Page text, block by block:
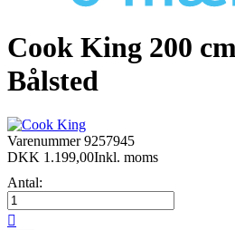
Cook King 200
Bålsted
Varenummer9257945
DKK 1.199,00Inkl. moms
Antal:
